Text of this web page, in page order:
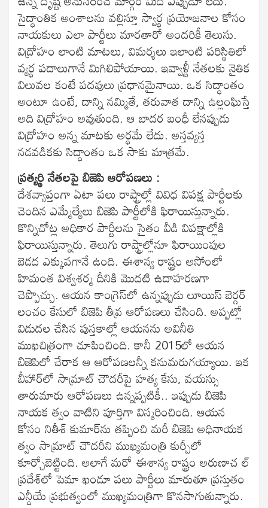
సైద్ధాంతిక అంశాలను వల్లిస్తూ స్వార్థ ప్రయోజనాల కోసం
నాయకులు ఎలా పార్టీలు మారతారో అందరికీ తెలుసు.
విద్రోహం లాంటి మాటలు, విమర్శలు ఇలాంటి పరిస్థితిలో
వ్యర్థ పదాలుగానే మిగిలిపోయాయి. ఇవ్వాళ్టీ నేతలకు నైతిక
విలువల కంటే పదవులు ప్రధానమైనాయి. ఒక సిద్ధాంతం
అంటూ ఉంటే, దాన్ని నమ్మితే, తరువాత దాన్ని ఉల్లంఘిస్తే
అది విద్రోహం అవుతుంది. ఆ బాదర బంధీ లేనప్పుడు
విద్రోహం అన్న మాటకు అర్థమే లేదు. అస్తవ్యస్త
నడవడికకు సిద్ధాంతం ఒక సాకు మాత్రమే.
ప్రత్యర్థి నేతలపై బిజెపి ఆరోపణలు :
దేశవ్యాప్తంగా ఏటా పలు రాష్ట్రాల్లో వివిధ విపక్ష పార్టీలకు
చెందిన ఎమ్మేల్యేలు బిజెపి పార్టీలోకి ఫిరాయిస్తున్నారు.
కొన్నిచోట్ల అధికార పార్టీలను సైతం వీడి విపక్షాల్లోకి
ఫిరాయిస్తున్నారు. తెలుగు రాష్ట్రాల్లోనూ ఫిరాయింపుల
బెడద ఎక్కువగానే ఉంది. ఈశాన్య రాష్ట్రం అసోంలో
హిమంత విశ్వశర్మ దీనికి మొదటి ఉదాహరణగా
చెప్పొచ్చు. ఆయన కాంగ్రెస్‌లో ఉన్నప్పుడు లూయిస్ బెర్గర్
లంచం కేసులో బిజెపి తీవ్ర ఆరోపణలు చేసింది. అప్పట్లో
విడుదల చేసిన పుస్తకాల్లో ఆయనను అవినీతి
ముఖచిత్రంగా చూపించింది. కానీ 2015లో ఆయన
బిజెపిలో చేరాక ఆ ఆరోపణలన్నీ కనుమరుగయ్యాయి. ఇక
బీహార్‌లో సామ్రాట్ చౌదరీపై హత్య కేసు, వయస్సు
తారుమారు ఆరోపణలు ఉన్నప్పటికీ.. ఇప్పుడు బిజెపి
నాయక త్వం వాటిని పూర్తిగా విస్మరించింది. ఆయన
కోసం నితీశ్ కుమార్‌ను తప్పించి మరీ బిజెపి అధినాయక
త్వం సామ్రాట్ చౌదరీని ముఖ్యమంత్రి కుర్చీలో
కూర్చోబెట్టింది. అలాగే మరో ఈశాన్య రాష్ట్రం అరుణాచ ల్
ప్రదేశ్‌లో పెమా ఖండూ పలు పార్టీలు మారుతూ ప్రస్తుతం
ఎన్డీయే ప్రభుత్వంలో ముఖ్యమంత్రిగా కొనసాగుతున్నారు.